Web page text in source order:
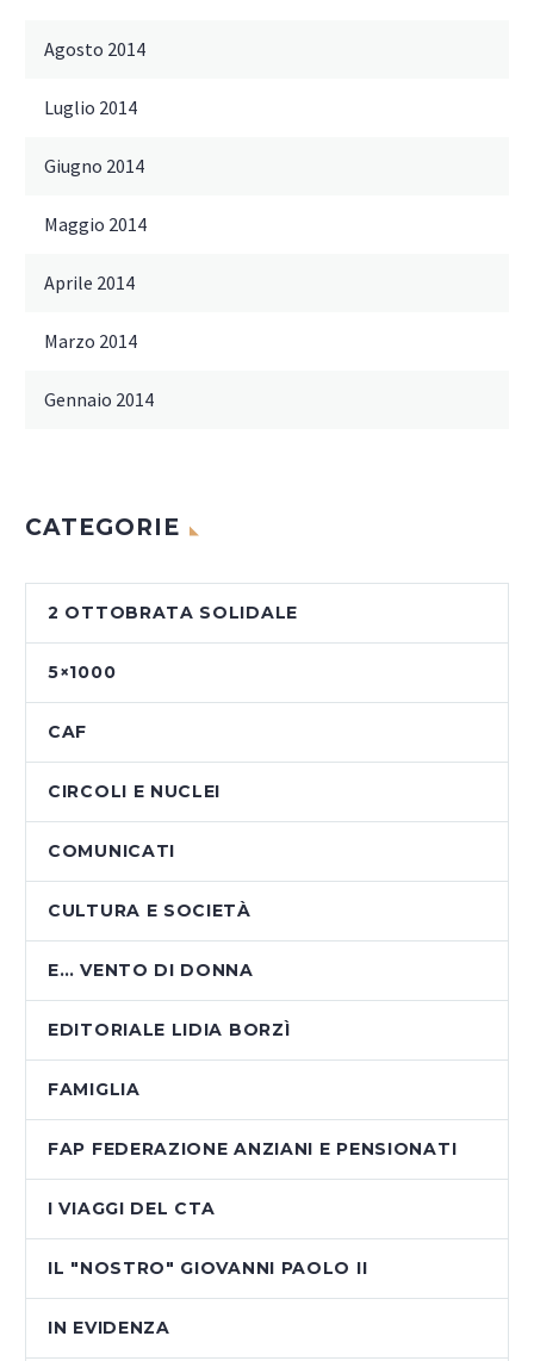
Agosto 2014
Luglio 2014
Giugno 2014
Maggio 2014
Aprile 2014
Marzo 2014
Gennaio 2014
CATEGORIE
2 OTTOBRATA SOLIDALE
5×1000
CAF
CIRCOLI E NUCLEI
COMUNICATI
CULTURA E SOCIETÀ
E… VENTO DI DONNA
EDITORIALE LIDIA BORZÌ
FAMIGLIA
FAP FEDERAZIONE ANZIANI E PENSIONATI
I VIAGGI DEL CTA
IL "NOSTRO" GIOVANNI PAOLO II
IN EVIDENZA